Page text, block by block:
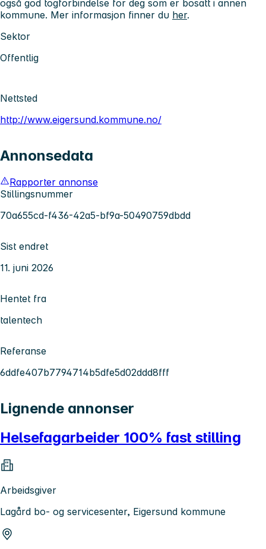
også god togforbindelse for deg som er bosatt i annen
kommune. Mer informasjon finner du her.
Sektor
Offentlig
Nettsted
http://www.eigersund.kommune.no/
Annonsedata
Rapporter annonse
Stillingsnummer
70a655cd-f436-42a5-bf9a-50490759dbdd
Sist endret
11. juni 2026
Hentet fra
talentech
Referanse
6ddfe407b7794714b5dfe5d02ddd8fff
Lignende annonser
Helsefagarbeider 100% fast stilling
Arbeidsgiver
Lagård bo- og servicesenter, Eigersund kommune